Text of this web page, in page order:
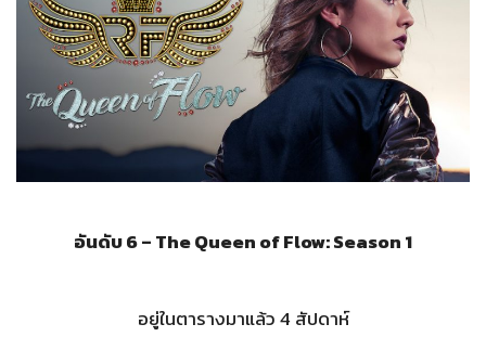
อันดับ 6 – The Queen of Flow: Season 1
อยู่ในตารางมาแล้ว 4 สัปดาห์